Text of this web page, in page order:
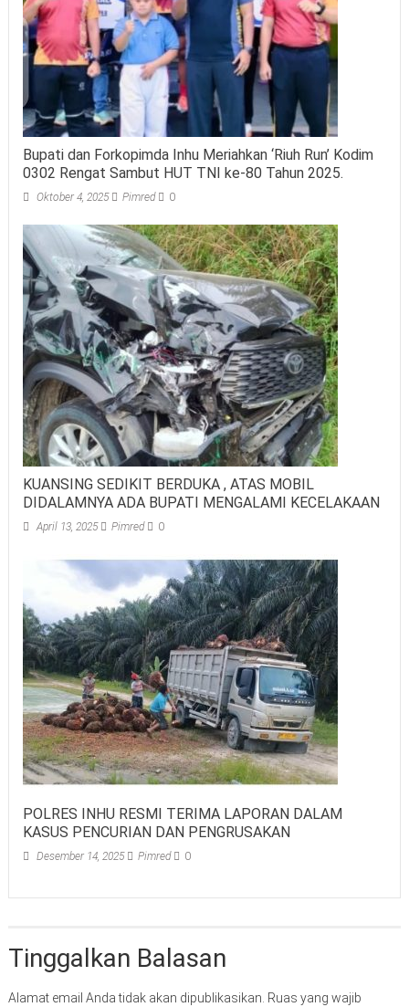
Bupati dan Forkopimda Inhu Meriahkan ‘Riuh Run’ Kodim
0302 Rengat Sambut HUT TNI ke-80 Tahun 2025.
Oktober 4, 2025 Pimred 0
KUANSING SEDIKIT BERDUKA , ATAS MOBIL
DIDALAMNYA ADA BUPATI MENGALAMI KECELAKAAN
April 13, 2025 Pimred 0
POLRES INHU RESMI TERIMA LAPORAN DALAM
KASUS PENCURIAN DAN PENGRUSAKAN
Desember 14, 2025 Pimred 0
Tinggalkan Balasan
Alamat email Anda tidak akan dipublikasikan. Ruas yang wajib